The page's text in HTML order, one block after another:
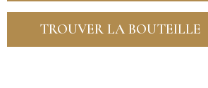
TROUVER LA BOUTEILLE